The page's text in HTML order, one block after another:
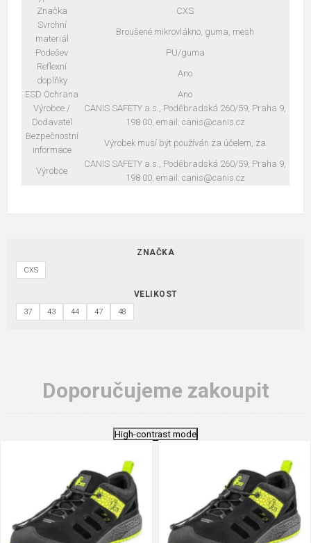
Značka
CXS
Svrchní
materiál
Broušené mikrovlákno, guma, mesh
Podešev
PU/guma
Reflexní
doplňky
Ano
ESD Ochrana
Ano
Výrobce /
Dodavatel
CANIS SAFETY a.s., Poděbradská 260/59, Praha 9,
198 00, email: canis@canis.cz
Bezpečnostní
informace
Výrobek musí být používán za účelem, za
Výrobce
CANIS SAFETY a.s., Poděbradská 260/59, Praha 9,
198 00, email: canis@canis.cz
ZNAČKA
CXS
VELIKOST
37 43 44 47 48
Doporučujeme zakoupit
High-contrast mode